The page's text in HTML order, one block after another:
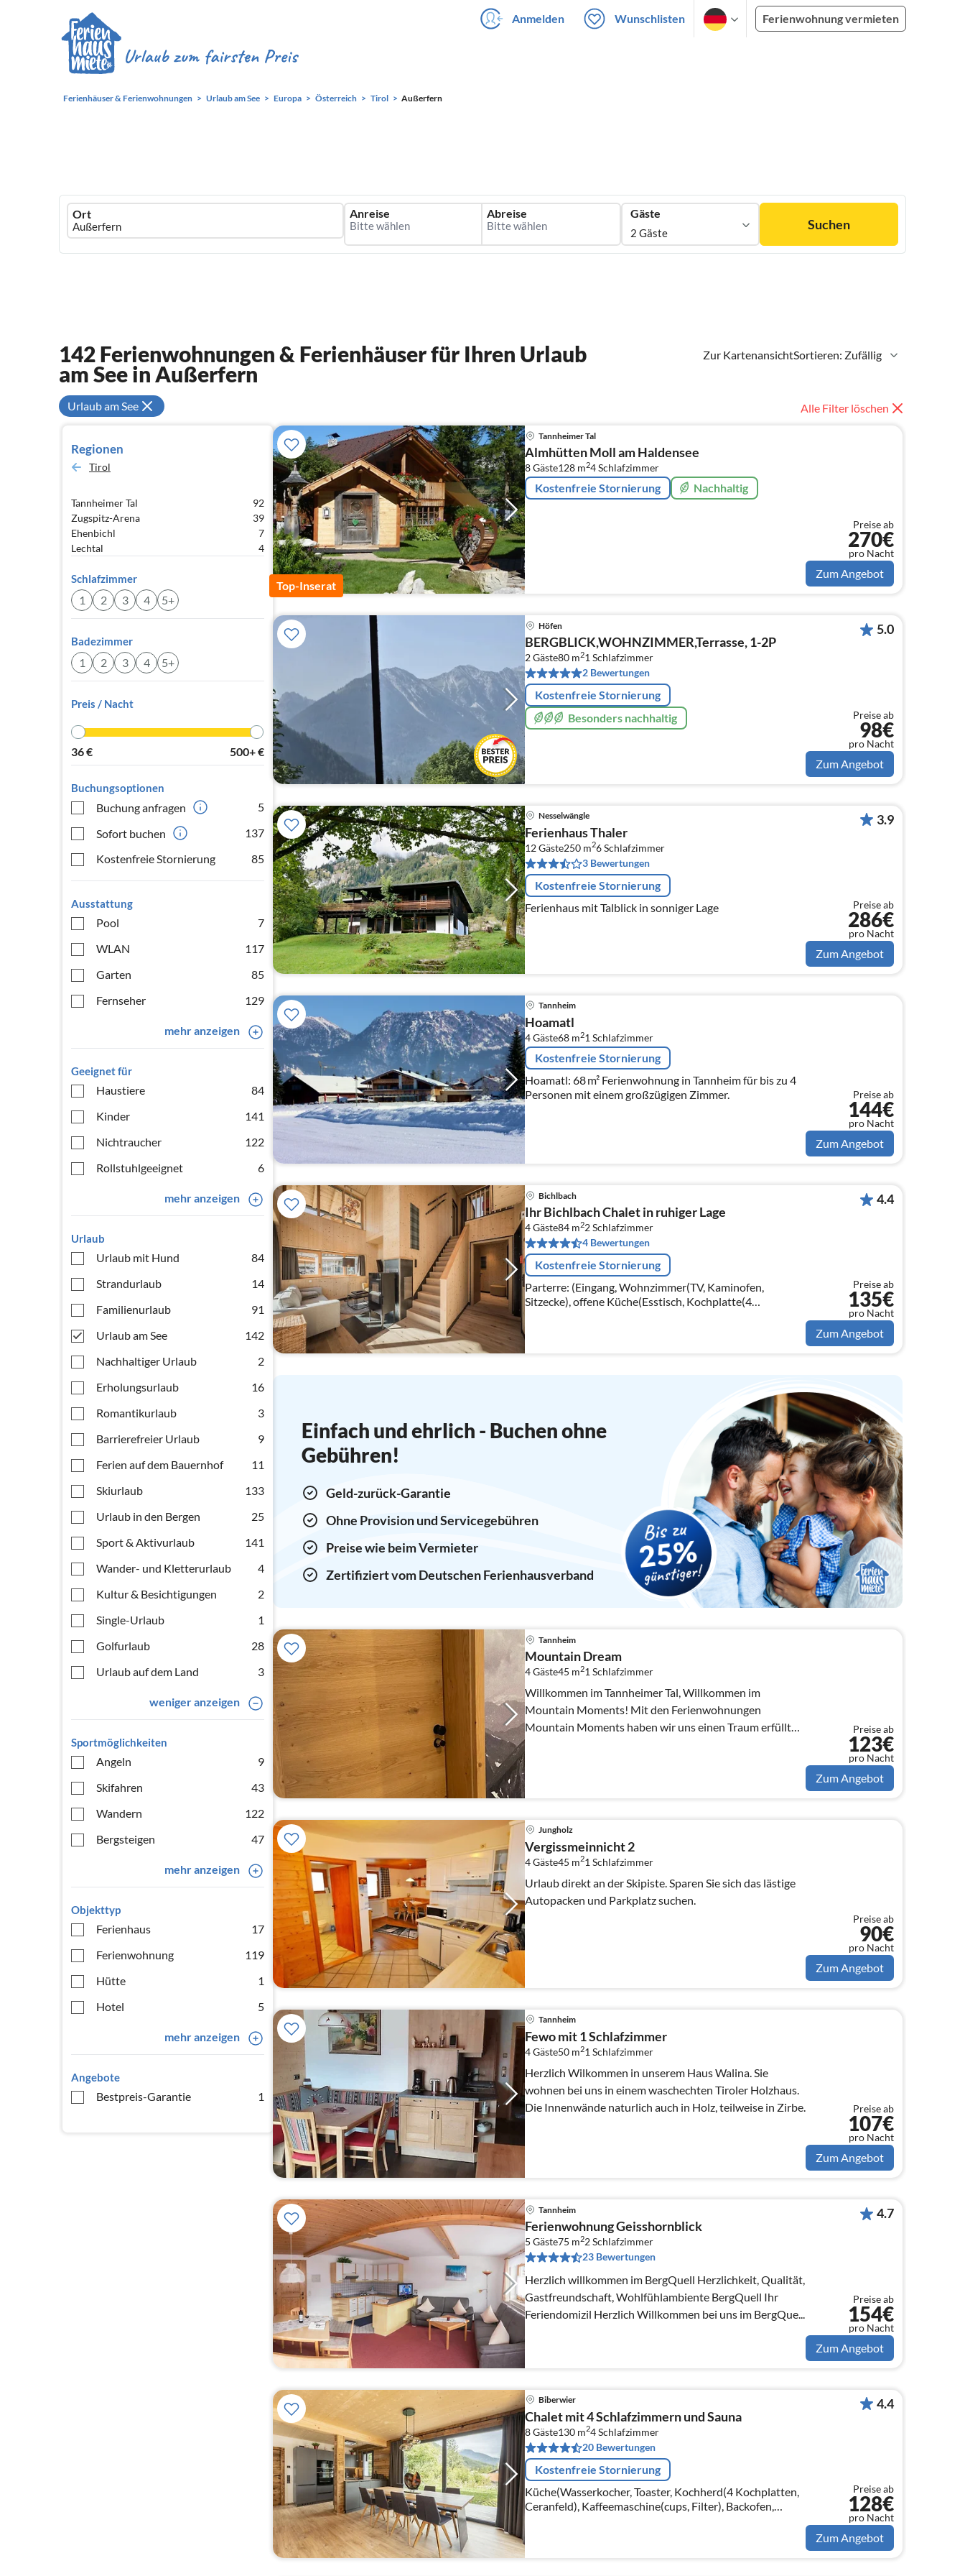
Anmelden Wunschlisten Ferienwohnung vermieten
Ferienhäuser & Ferienwohnungen Urlaub am See Europa Österreich Tirol Außerfern
Ferienhausmiete
logo
Ort Anreise Abreise Gäste
2 Gäste
Suchen
Zur KartenansichtSortieren: Zufällig
142 Ferienwohnungen & Ferienhäuser für Ihren Urlaub
am See in Außerfern
Urlaub am See Alle Filter löschen
Regionen
Tirol
Tannheimer Tal
92
Zugspitz-Arena
39
Ehenbichl
7
Lechtal
4
Schlafzimmer
1 2 3 4 5+
Badezimmer
1 2 3 4 5+
Preis / Nacht
36€ 500+€
Buchungsoptionen
Buchung anfragen
5
Sofort buchen
137
Kostenfreie Stornierung
85
Ausstattung
Pool
7
WLAN
117
Garten
85
Fernseher
129
mehr anzeigen
Geeignet für
Haustiere
84
Kinder
141
Nichtraucher
122
Rollstuhlgeeignet
6
mehr anzeigen
Urlaub
Urlaub mit Hund
84
Strandurlaub
14
Familienurlaub
91
Urlaub am See
142
Nachhaltiger Urlaub
2
Erholungsurlaub
16
Romantikurlaub
3
Barrierefreier Urlaub
9
Ferien auf dem Bauernhof
11
Skiurlaub
133
Urlaub in den Bergen
25
Sport & Aktivurlaub
141
Wander- und Kletterurlaub
4
Kultur & Besichtigungen
2
Single-Urlaub
1
Golfurlaub
28
Urlaub auf dem Land
3
weniger anzeigen
Sportmöglichkeiten
Angeln
9
Skifahren
43
Wandern
122
Bergsteigen
47
mehr anzeigen
Objekttyp
Ferienhaus
17
Ferienwohnung
119
Hütte
1
Hotel
5
mehr anzeigen
Angebote
Bestpreis-Garantie 1
Top-Inserat
Tannheimer Tal
Almhütten Moll am Haldensee
8 Gäste128 m24Schlafzimmer
Kostenfreie Stornierung Nachhaltig
Preise ab
270€
pro Nacht
Zum Angebot
Höfen
BERGBLICK,WOHNZIMMER,Terrasse, 1-2P
2 Gäste80 m21 Schlafzimmer
2 Bewertungen
Kostenfreie Stornierung
Besonders nachhaltig
5.0
Preise ab
98€
pro Nacht
Zum Angebot
Nesselwängle
Ferienhaus Thaler
12 Gäste250 m26Schlafzimmer
3 Bewertungen
Kostenfreie Stornierung
Ferienhaus mit Talblick in sonniger Lage
3.9
Preise ab
286€
pro Nacht
Zum Angebot
Tannheim
Hoamatl
4 Gäste68 m21 Schlafzimmer
Kostenfreie Stornierung
Hoamatl: 68 m² Ferienwohnung in Tannheim für bis zu 4
Personen mit einem großzügigen Zimmer.
Preise ab
144€
pro Nacht
Zum Angebot
Bichlbach
Ihr Bichlbach Chalet in ruhiger Lage
4 Gäste84 m22Schlafzimmer
4 Bewertungen
Kostenfreie Stornierung
Parterre: (Eingang, Wohnzimmer(TV, Kaminofen,
Sitzecke), offene Küche(Esstisch, Kochplatte(4
4.4
Preise ab
135€
pro Nacht
Zum Angebot
Einfach und ehrlich - Buchen ohne
Gebühren!
Geld-zurück-Garantie
Ohne Provision und Servicegebühren
Preise wie beim Vermieter
Zertifiziert vom Deutschen Ferienhausverband
Tannheim
Mountain Dream
4 Gäste45 m21Schlafzimmer
Willkommen im Tannheimer Tal, Willkommen im
Mountain Moments! Mit den Ferienwohnungen
Mountain Moments haben wir uns einen Traum erfüllt
und möchten euch gerne daran teilh...
Preise ab
123€
pro Nacht
Zum Angebot
Jungholz
Vergissmeinnicht 2
4 Gäste45 m21 Schlafzimmer
Urlaub direkt an der Skipiste. Sparen Sie sich das lästige
Autopacken und Parkplatz suchen.
Preise ab
90€
pro Nacht
Zum Angebot
Tannheim
Fewo mit 1 Schlafzimmer
4 Gäste50 m21 Schlafzimmer
Herzlich Wilkommen in unserem Haus Walina. Sie
wohnen bei uns in einem waschechten Tiroler Holzhaus.
Die Innenwände naturlich auch in Holz, teilweise in Zirbe.
Preise ab
107€
pro Nacht
Zum Angebot
Tannheim
Ferienwohnung Geisshornblick
5 Gäste75 m22Schlafzimmer
23 Bewertungen
Herzlich willkommen im BergQuell Herzlichkeit, Qualität,
Gastfreundschaft, Wohlfühlambiente BergQuell Ihr
Feriendomizil Herzlich Willkommen bei uns im BergQue...
4.7
Preise ab
154€
pro Nacht
Zum Angebot
Biberwier
Chalet mit 4 Schlafzimmern und Sauna
8 Gäste130 m24Schlafzimmer
20 Bewertungen
Kostenfreie Stornierung
Küche(Wasserkocher, Toaster, Kochherd(4 Kochplatten,
Ceranfeld), Kaffeemaschine(cups, Filter), Backofen,
Tiefkühlschrank)
4.4
Preise ab
128€
pro Nacht
Zum Angebot